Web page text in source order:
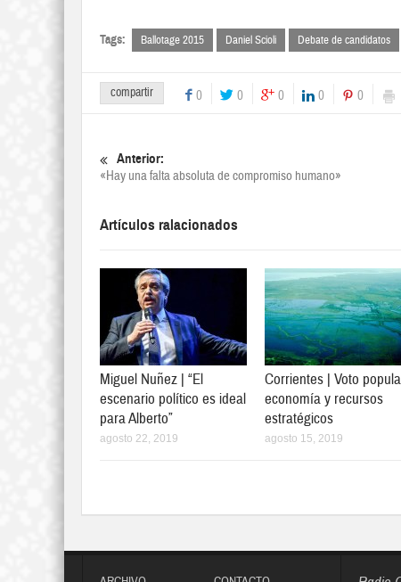
Tags: Ballotage 2015 Daniel Scioli Debate de candidatos
compartir 0 0 0 0 0
Anterior:
«Hay una falta absoluta de compromiso humano»
Artículos ralacionados
Miguel Nuñez | “El
escenario político es ideal
para Alberto”
agosto 22, 2019
Corrientes | Voto
economía y recursos
estratégicos
agosto 15, 2019